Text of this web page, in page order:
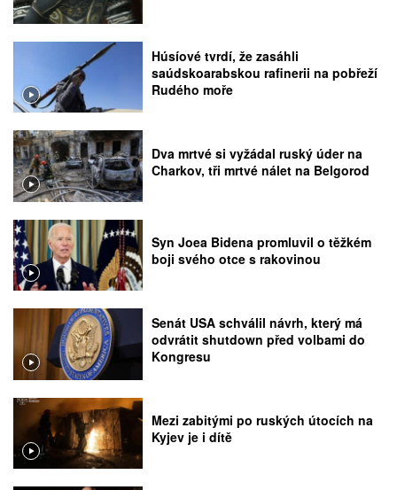
Húsíové tvrdí, že zasáhli
saúdskoarabskou rafinerii na pobřeží
Rudého moře
Dva mrtvé si vyžádal ruský úder na
Charkov, tři mrtvé nálet na Belgorod
Syn Joea Bidena promluvil o těžkém
boji svého otce s rakovinou
Senát USA schválil návrh, který má
odvrátit shutdown před volbami do
Kongresu
Mezi zabitými po ruských útocích na
Kyjev je i dítě